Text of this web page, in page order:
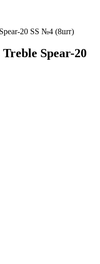
20 SS №4 (8шт)
Spear-20